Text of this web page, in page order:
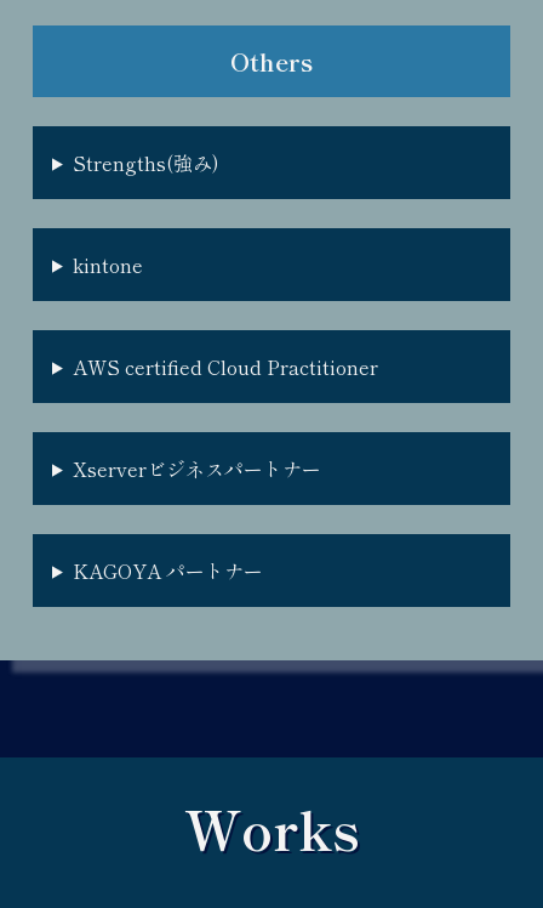
Others
Strengths(強み)
kintone
AWS certified Cloud Practitioner
Xserverビジネスパートナー
KAGOYA パートナー
Works